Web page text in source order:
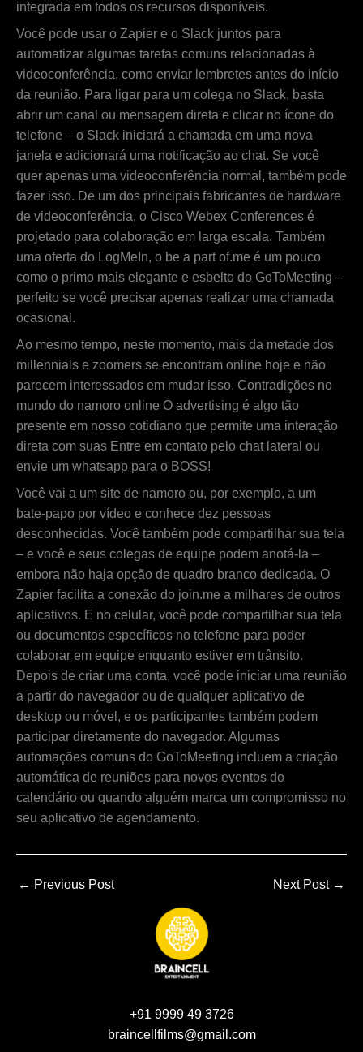
integrada em todos os recursos disponíveis.
Você pode usar o Zapier e o Slack juntos para
automatizar algumas tarefas comuns relacionadas à
videoconferência, como enviar lembretes antes do início
da reunião. Para ligar para um colega no Slack, basta
abrir um canal ou mensagem direta e clicar no ícone do
telefone – o Slack iniciará a chamada em uma nova
janela e adicionará uma notificação ao chat. Se você
quer apenas uma videoconferência normal, também pode
fazer isso. De um dos principais fabricantes de hardware
de videoconferência, o Cisco Webex Conferences é
projetado para colaboração em larga escala. Também
uma oferta do LogMeIn, o be a part of.me é um pouco
como o primo mais elegante e esbelto do GoToMeeting –
perfeito se você precisar apenas realizar uma chamada
ocasional.
Ao mesmo tempo, neste momento, mais da metade dos
millennials e zoomers se encontram online hoje e não
parecem interessados em mudar isso. Contradições no
mundo do namoro online O advertising é algo tão
presente em nosso cotidiano que permite uma interação
direta com suas Entre em contato pelo chat lateral ou
envie um whatsapp para o BOSS!
Você vai a um site de namoro ou, por exemplo, a um
bate-papo por vídeo e conhece dez pessoas
desconhecidas. Você também pode compartilhar sua tela
– e você e seus colegas de equipe podem anotá-la –
embora não haja opção de quadro branco dedicada. O
Zapier facilita a conexão do join.me a milhares de outros
aplicativos. E no celular, você pode compartilhar sua tela
ou documentos específicos no telefone para poder
colaborar em equipe enquanto estiver em trânsito.
Depois de criar uma conta, você pode iniciar uma reunião
a partir do navegador ou de qualquer aplicativo de
desktop ou móvel, e os participantes também podem
participar diretamente do navegador. Algumas
automações comuns do GoToMeeting incluem a criação
automática de reuniões para novos eventos do
calendário ou quando alguém marca um compromisso no
seu aplicativo de agendamento.
← Previous Post Next Post →
+91 9999 49 3726
braincellfilms@gmail.com